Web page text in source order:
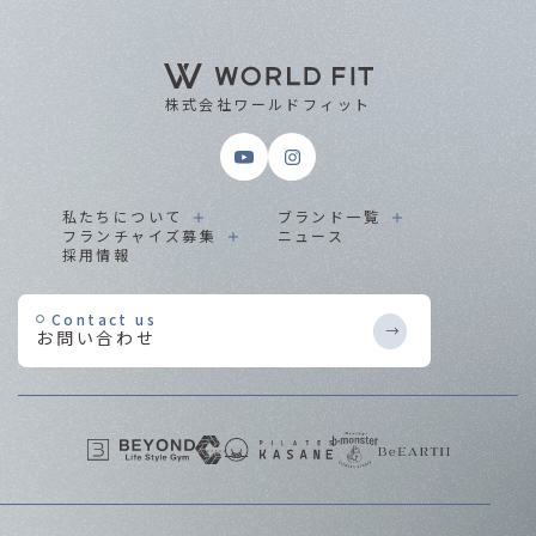
株式会社ワールドフィット
私たちについて
ブランド一覧
フランチャイズ募集
ニュース
採用情報
Contact us
お問い合わせ